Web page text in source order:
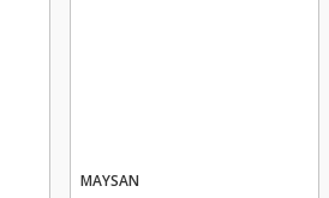
MAYSAN